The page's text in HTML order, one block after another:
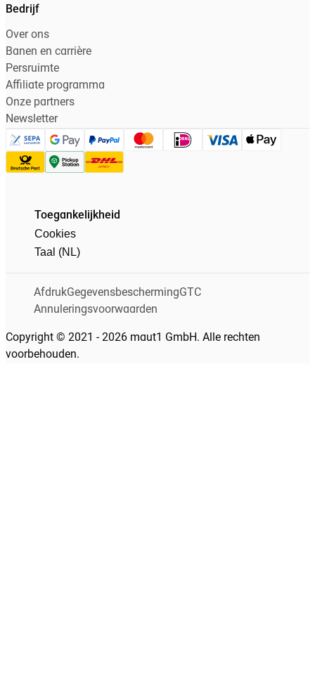
Bedrijf
Over ons
Banen en carrière
Persruimte
Affiliate programma
Onze partners
Newsletter
Toegankelijkheid
Cookies
Taal (NL)
Copyright © 2021 - 2026 maut1 GmbH. Alle rechten
voorbehouden.
AfdrukGegevensbeschermingGTC
Annuleringsvoorwaarden